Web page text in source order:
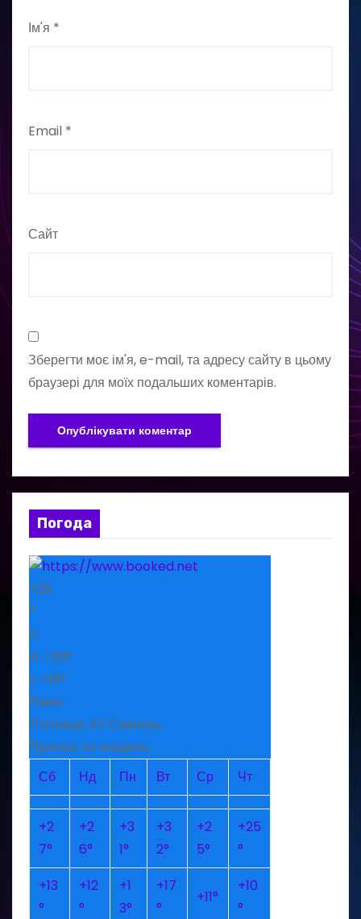
Ім'я *
Email *
Сайт
Зберегти моє ім'я, e-mail, та адресу сайту в цьому
браузері для моїх подальших коментарів.
Погода
+29
°
C
H: +30°
L: +16°
Рівне
П’ятниця, 07 Серпень
Прогноз на тиждень
Сб
Нд Пн Вт Ср Чт
+2
7°
+2
6°
+3
1°
+3
2°
+2
5°
+25
°
+13
°
+12
°
+1
3°
+17
°
+11°
+10
°